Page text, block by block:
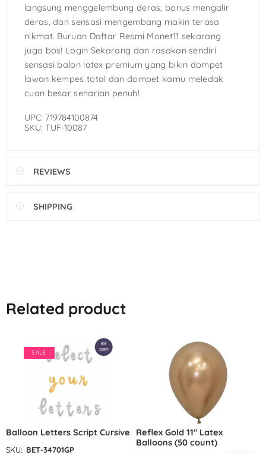
langsung menggelembung deras, bonus mengalir
deras, dan sensasi mengembang makin terasa
nikmat. Buruan Daftar Resmi Monet11 sekarang
juga bos! Login Sekarang dan rasakan sendiri
sensasi balon latex premium yang bikin dompet
lawan kempes total dan dompet kamu meledak
cuan besar seharian penuh!
UPC: 719784100874
SKU: TUF-10087
REVIEWS
SHIPPING
Related product
SALE
Balloon Letters Script Cursive
SKU: BET-34701GP
Reflex Gold 11″ Latex
Balloons (50 count)